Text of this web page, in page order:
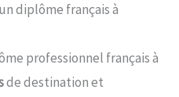
diplôme français à
professionnel français à
de destination et